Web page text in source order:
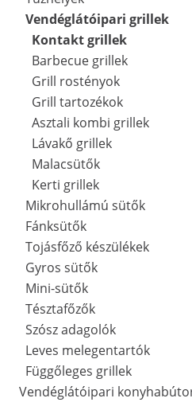
Vendéglátóipari grillek
Kontakt grillek
Barbecue grillek
Grill rostényok
Grill tartozékok
Asztali kombi grillek
Lávakő grillek
Malacsütők
Kerti grillek
Mikrohullámú sütők
Fánksütők
Tojásfőző készülékek
Gyros sütők
Mini-sütők
Tésztafőzők
Szósz adagolók
Leves melegentartók
Függőleges grillek
Vendéglátóipari